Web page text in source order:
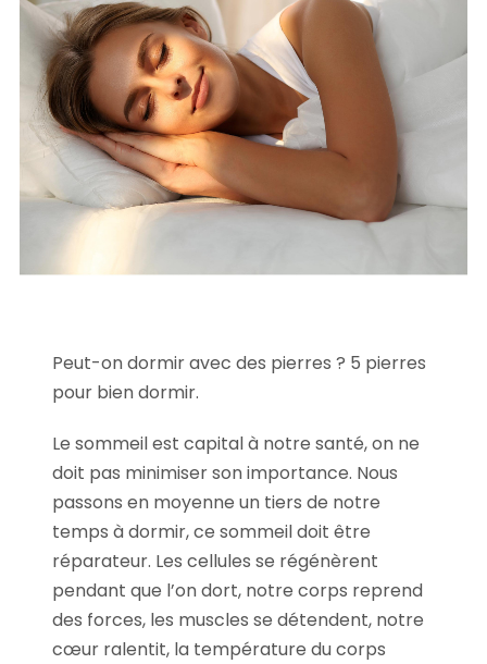
Peut-on dormir avec des pierres ? 5 pierres
pour bien dormir.
Le sommeil est capital à notre santé, on ne
doit pas minimiser son importance. Nous
passons en moyenne un tiers de notre
temps à dormir, ce sommeil doit être
réparateur. Les cellules se régénèrent
pendant que l’on dort, notre corps reprend
des forces, les muscles se détendent, notre
cœur ralentit, la température du corps